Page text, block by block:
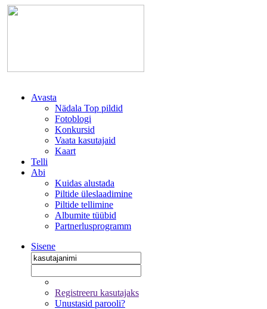
Avasta
Nädala Top pildid
Fotoblogi
Konkursid
Vaata kasutajaid
Kaart
Telli
Abi
Kuidas alustada
Piltide üleslaadimine
Piltide tellimine
Albumite tüübid
Partnerlusprogramm
Sisene
Registreeru kasutajaks
Unustasid parooli?